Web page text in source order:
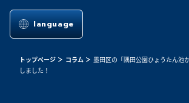
language
トップページ コラム
墨田区の「隅田公園ひょうたん池
しました！